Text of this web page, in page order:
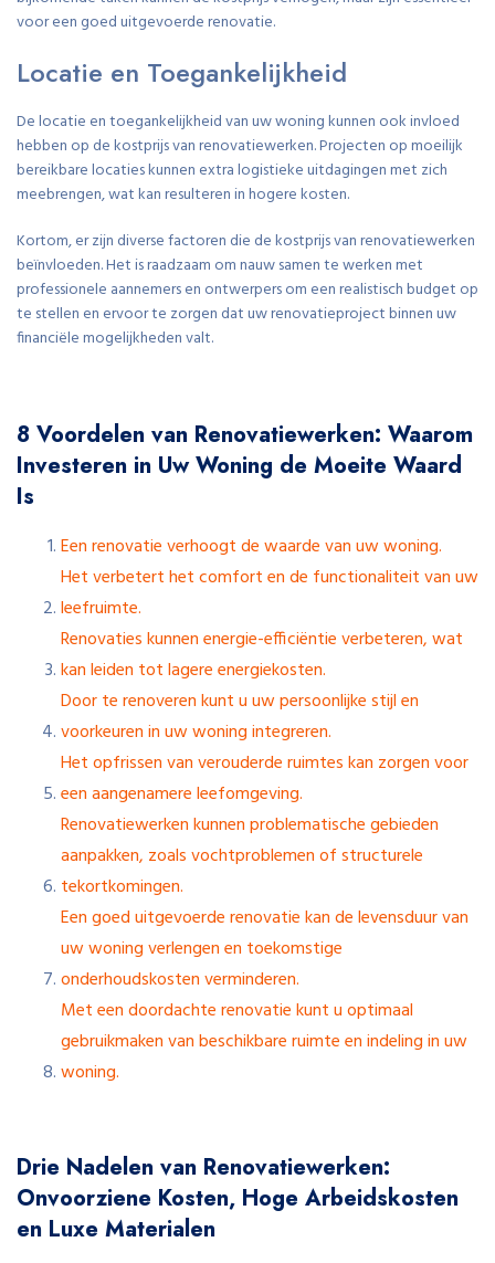
voor een goed uitgevoerde renovatie.
Locatie en Toegankelijkheid
De locatie en toegankelijkheid van uw woning kunnen ook invloed
hebben op de kostprijs van renovatiewerken. Projecten op moeilijk
bereikbare locaties kunnen extra logistieke uitdagingen met zich
meebrengen, wat kan resulteren in hogere kosten.
Kortom, er zijn diverse factoren die de kostprijs van renovatiewerken
beïnvloeden. Het is raadzaam om nauw samen te werken met
professionele aannemers en ontwerpers om een realistisch budget op
te stellen en ervoor te zorgen dat uw renovatieproject binnen uw
financiële mogelijkheden valt.
8 Voordelen van Renovatiewerken: Waarom
Investeren in Uw Woning de Moeite Waard
Is
Een renovatie verhoogt de waarde van uw woning.
Het verbetert het comfort en de functionaliteit van uw
leefruimte.
Renovaties kunnen energie-efficiëntie verbeteren, wat
kan leiden tot lagere energiekosten.
Door te renoveren kunt u uw persoonlijke stijl en
voorkeuren in uw woning integreren.
Het opfrissen van verouderde ruimtes kan zorgen voor
een aangenamere leefomgeving.
Renovatiewerken kunnen problematische gebieden
aanpakken, zoals vochtproblemen of structurele
tekortkomingen.
Een goed uitgevoerde renovatie kan de levensduur van
uw woning verlengen en toekomstige
onderhoudskosten verminderen.
Met een doordachte renovatie kunt u optimaal
gebruikmaken van beschikbare ruimte en indeling in uw
woning.
Drie Nadelen van Renovatiewerken:
Onvoorziene Kosten, Hoge Arbeidskosten
en Luxe Materialen